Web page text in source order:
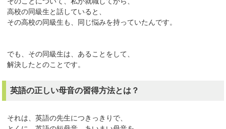
高校の同級生と話していると、
その高校の同級生も、同じ悩みを持っていたんです。
でも、その同級生は、あることをして、
解決したとのことです。
英語の正しい母音の習得方法とは？
それは、英語の先生につきっきりで、